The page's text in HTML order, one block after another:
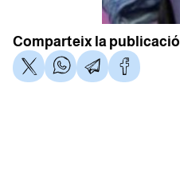
Comparteix la publicació